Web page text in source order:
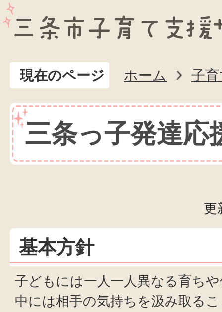
現在のページ ホーム 子
三条っ子発達応
更
基本方針
子どもには一人一人異なる育ち
中には相手の気持ちを汲み取る